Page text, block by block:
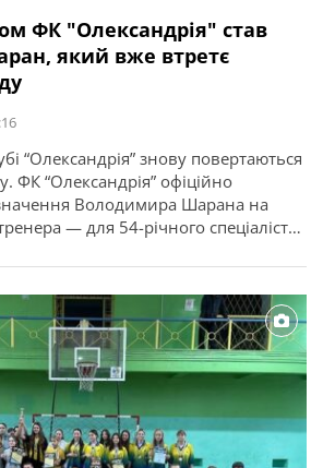
ФК "Олександрія" став
який вже втретє
“Олександрія” знову повертаються
ФК “Олександрія” офіційно
Володимира Шарана на
— для 54-річного спеціаліста
робитиме ставку на людей, із
співпраці в структурі другої
Шараном до […]